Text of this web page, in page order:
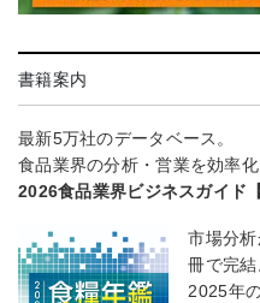
書籍案内
最新5万社のデータベース。
食品業界の分析・営業を効率化
2026食品業界ビジネスガイド
市場分
冊で完結
2025年